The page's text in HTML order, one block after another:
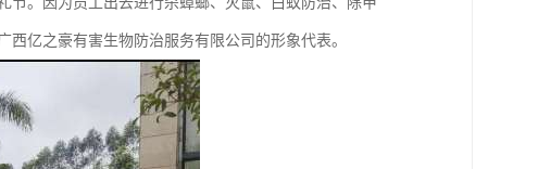
亿之豪有害生物防治服务有限公司的形象代表。